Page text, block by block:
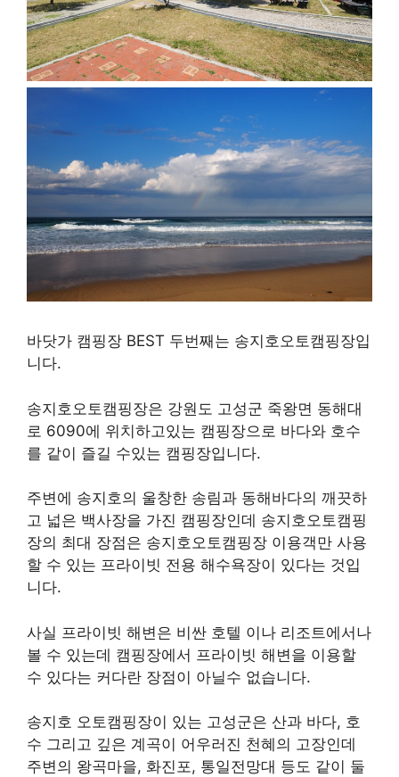
바닷가 캠핑장 BEST 두번째는 송지호오토캠핑장입
니다.
송지호오토캠핑장은 강원도 고성군 죽왕면 동해대
로 6090에 위치하고있는 캠핑장으로 바다와 호수
를 같이 즐길 수있는 캠핑장입니다.
주변에 송지호의 울창한 송림과 동해바다의 깨끗하
고 넓은 백사장을 가진 캠핑장인데 송지호오토캠핑
장의 최대 장점은 송지호오토캠핑장 이용객만 사용
할 수 있는 프라이빗 전용 해수욕장이 있다는 것입
니다.
사실 프라이빗 해변은 비싼 호텔 이나 리조트에서나
볼 수 있는데 캠핑장에서 프라이빗 해변을 이용할
수 있다는 커다란 장점이 아닐수 없습니다.
송지호 오토캠핑장이 있는 고성군은 산과 바다, 호
수 그리고 깊은 계곡이 어우러진 천혜의 고장인데
주변의 왕곡마을, 화진포, 통일전망대 등도 같이 둘